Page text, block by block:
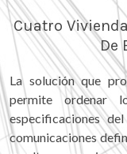
Cuatro
De
La solución que
permite ordenar
especificaciones
comunicaciones